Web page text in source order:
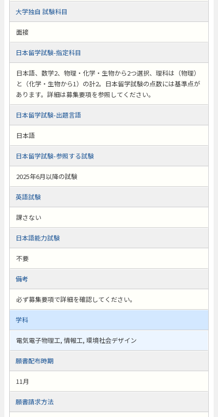
大学独自 試験科目
面接
日本留学試験-指定科目
日本語、数学2、物理・化学・生物から2つ選択、理科は（物理）
と（化学・生物から1）の計2。日本留学試験の点数には基準点が
あります。詳細は募集要項を参照してください。
日本留学試験-出題言語
日本語
日本留学試験-参照する試験
2025年6月以降の試験
英語試験
課さない
日本語能力試験
不要
備考
必ず募集要項で詳細を確認してください。
学科
電気電子物理工, 情報工, 環境社会デザイン
願書配布時期
11月
願書請求方法